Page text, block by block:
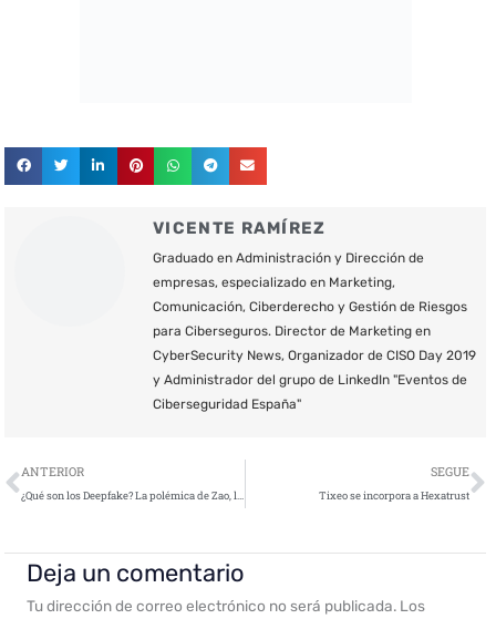
VICENTE RAMÍREZ
Graduado en Administración y Dirección de
empresas, especializado en Marketing,
Comunicación, Ciberderecho y Gestión de Riesgos
para Ciberseguros. Director de Marketing en
CyberSecurity News, Organizador de CISO Day 2019
y Administrador del grupo de LinkedIn "Eventos de
Ciberseguridad España"
Ant
ANTERIOR
¿Qué son los Deepfake? La polémica de Zao, la app china de rostros «DeepFake»
SEGUE
Tixeo se incorpora a Hexatrust
Deja un comentario
Tu dirección de correo electrónico no será publicada. Los